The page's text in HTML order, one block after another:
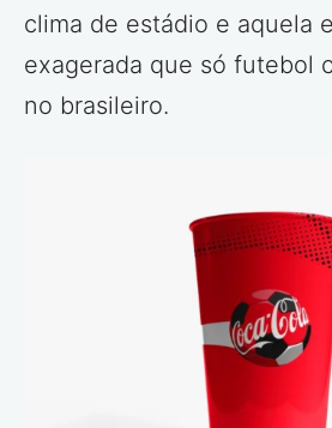
clima de estádio e aquela
exagerada que só futebol
no brasileiro.